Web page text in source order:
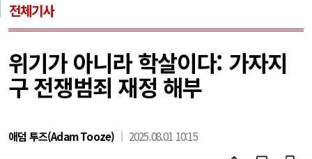
전체기사
위기가 아니라 학살이다: 가자지
구 전쟁범죄 재정 해부
애덤 투즈(Adam Tooze) 2025.08.01 10:15